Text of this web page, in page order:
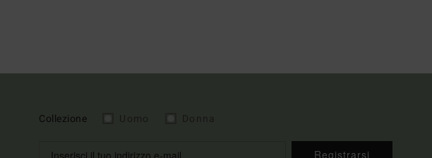
Collezione
Registrarsi